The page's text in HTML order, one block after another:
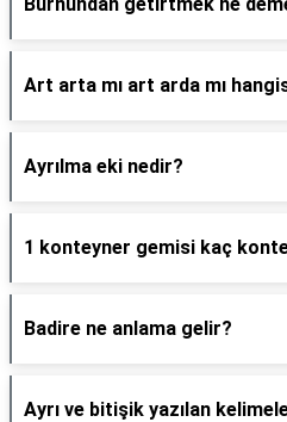
Art arta mı art arda mı
Ayrılma eki nedir?
1 konteyner gemisi kaç
Badire ne anlama gelir?
Ayrı ve bitişik yazılan